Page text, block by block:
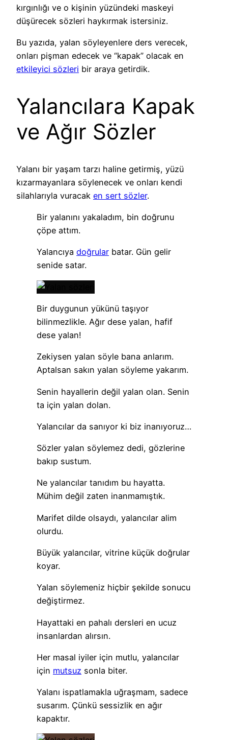
kırgınlığı ve o kişinin yüzündeki maskeyi
düşürecek sözleri haykırmak istersiniz.
Bu yazıda, yalan söyleyenlere ders verecek,
onları pişman edecek ve “kapak” olacak en
etkileyici sözleri bir araya getirdik.
Yalancılara Kapak
ve Ağır Sözler
Yalanı bir yaşam tarzı haline getirmiş, yüzü
kızarmayanlara söylenecek ve onları kendi
silahlarıyla vuracak en sert sözler.
Bir yalanını yakaladım, bin doğrunu
çöpe attım.
Yalancıya doğrular batar. Gün gelir
senide satar.
Bir duygunun yükünü taşıyor
bilinmezlikle. Ağır dese yalan, hafif
dese yalan!
Zekiysen yalan söyle bana anlarım.
Aptalsan sakın yalan söyleme yakarım.
Senin hayallerin değil yalan olan. Senin
ta için yalan dolan.
Yalancılar da sanıyor ki biz inanıyoruz…
Sözler yalan söylemez dedi, gözlerine
bakıp sustum.
Ne yalancılar tanıdım bu hayatta.
Mühim değil zaten inanmamıştık.
Marifet dilde olsaydı, yalancılar alim
olurdu.
Büyük yalancılar, vitrine küçük doğrular
koyar.
Yalan söylemeniz hiçbir şekilde sonucu
değiştirmez.
Hayattaki en pahalı dersleri en ucuz
insanlardan alırsın.
Her masal iyiler için mutlu, yalancılar
için mutsuz sonla biter.
Yalanı ispatlamakla uğraşmam, sadece
susarım. Çünkü sessizlik en ağır
kapaktır.